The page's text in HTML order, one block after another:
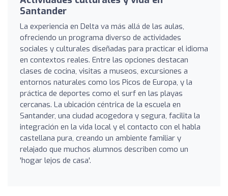
Santander
La experiencia en Delta va más allá de las aulas,
ofreciendo un programa diverso de actividades
sociales y culturales diseñadas para practicar el idioma
en contextos reales. Entre las opciones destacan
clases de cocina, visitas a museos, excursiones a
entornos naturales como los Picos de Europa, y la
práctica de deportes como el surf en las playas
cercanas. La ubicación céntrica de la escuela en
Santander, una ciudad acogedora y segura, facilita la
integración en la vida local y el contacto con el habla
castellana pura, creando un ambiente familiar y
relajado que muchos alumnos describen como un
'hogar lejos de casa'.